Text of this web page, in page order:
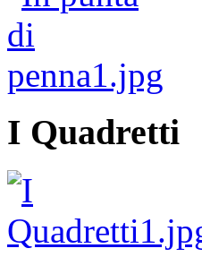
I Quadretti